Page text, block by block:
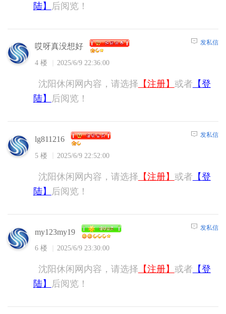
陆】
后阅览！
哎呀真没想好
4 楼 2025/6/9 22:36:00
发私信
沈阳休闲网内容，请选择 【注册】 或者 【登
陆】
后阅览！
lg811216
5 楼 2025/6/9 22:52:00
发私信
沈阳休闲网内容，请选择 【注册】 或者 【登
陆】
后阅览！
my123my19
6 楼 2025/6/9 23:30:00
发私信
沈阳休闲网内容，请选择 【注册】 或者 【登
陆】
后阅览！